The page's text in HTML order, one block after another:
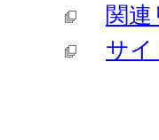
関
サ